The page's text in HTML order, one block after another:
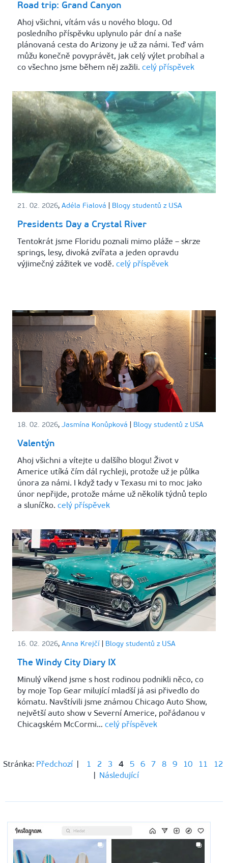
Road trip: Grand Canyon
Ahoj všichni, vítám vás u nového blogu. Od
posledního příspěvku uplynulo pár dní a naše
plánovaná cesta do Arizony je už za námi. Teď vám
můžu konečně povyprávět, jak celý výlet probíhal a
co všechno jsme během něj zažili. celý příspěvek
21. 02. 2026, Adéla Fialová Blogy studentů z USA
Presidents Day a Crystal River
Tentokrát jsme Floridu poznali mimo pláže – skrze
springs, lesy, divoká zvířata a jeden opravdu
výjimečný zážitek ve vodě. celý příspěvek
18. 02. 2026, Jasmína Konůpková Blogy studentů z USA
Valentýn
Ahoj všichni a vítejte u dalšího blogu! Život v
Americe utíká čím dál rychleji, protože už je půlka
února za námi. I když tady v Texasu mi to moc jako
únor nepřijde, protože máme už několik týdnů teplo
a sluníčko. celý příspěvek
16. 02. 2026, Anna Krejčí Blogy studentů z USA
The Windy City Diary IX
Minulý víkend jsme s host rodinou podnikli něco, co
by moje Top Gear milující mladší já asi přivedlo do
kómatu. Navštívili jsme známou Chicago Auto Show,
největší auto show v Severní Americe, pořádanou v
Chicagském McCormi… celý příspěvek
Stránka: Předchozí | 1 2 3 4 5 6 7 8 9 10 11
12
| Následující